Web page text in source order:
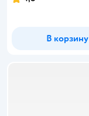
Рейтинг:
В корзину